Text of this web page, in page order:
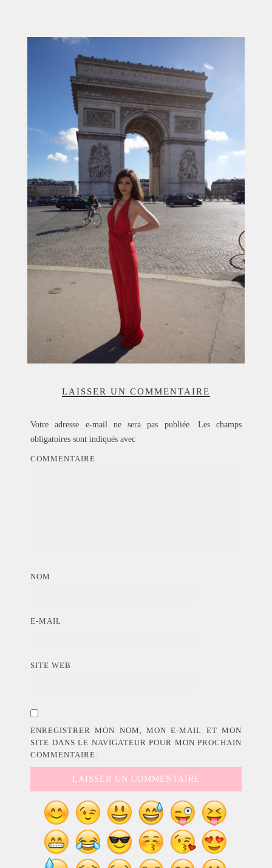
LOOKBOOK
RECHERCHE
ARCHIVES
LAISSER UN COMMENTAIRE
Votre adresse e-mail ne sera pas publiée.
Les champs
obligatoires sont indiqués avec
COMMENTAIRE
NOM
E-MAIL
SITE WEB
ENREGISTRER MON NOM, MON E-MAIL ET MON
SITE DANS LE NAVIGATEUR POUR MON PROCHAIN
COMMENTAIRE.